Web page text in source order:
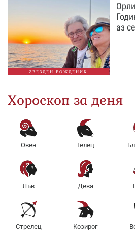
ЗВЕЗДЕН РОЖДЕНИК
аз
Хороскоп за деня
Овен Телец
Лъв Дева
Стрелец Козирог